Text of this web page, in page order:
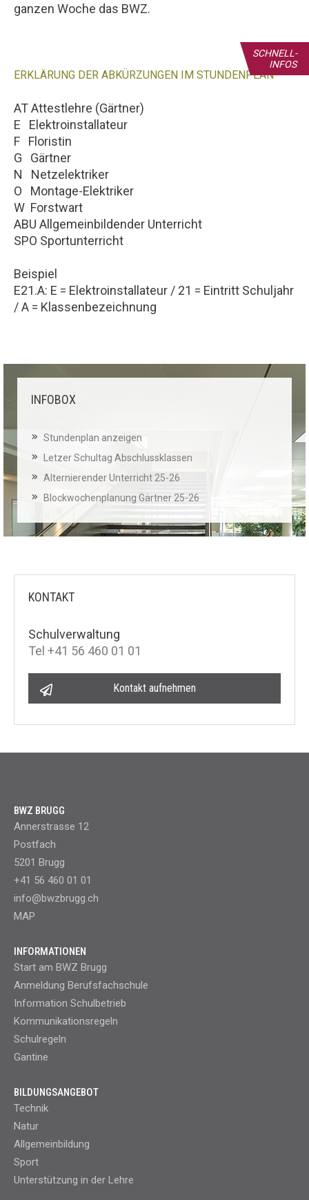
ganzen Woche das BWZ.
ERKLÄRUNG DER ABKÜRZUNGEN IM STUNDENPLAN
AT Attestlehre (Gärtner)
E Elektroinstallateur
F Floristin
G Gärtner
N Netzelektriker
O Montage-Elektriker
W Forstwart
ABU Allgemeinbildender Unterricht
SPO Sportunterricht
Beispiel
E21.A: E = Elektroinstallateur / 21 = Eintritt Schuljahr
/ A = Klassenbezeichnung
INFOBOX
Stundenplan anzeigen
Letzer Schultag Abschlussklassen
Alternierender Unterricht 25-26
Blockwochenplanung Gärtner 25-26
KONTAKT
Schulverwaltung
Tel +41 56 460 01 01
Kontakt aufnehmen
SCHNELL-
INFOS
BWZ BRUGG
Annerstrasse 12
Postfach
5201 Brugg
+41 56 460 01 01
info@bwzbrugg.ch
MAP
INFORMATIONEN
Start am BWZ Brugg
Anmeldung Berufsfachschule
Information Schulbetrieb
Kommunikationsregeln
Schulregeln
Gantine
BILDUNGSANGEBOT
Technik
Natur
Allgemeinbildung
Sport
Unterstützung in der Lehre